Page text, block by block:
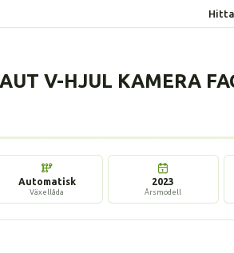
V-HJUL KAMERA
Automatisk
Växellåda
2023
Årsmodell